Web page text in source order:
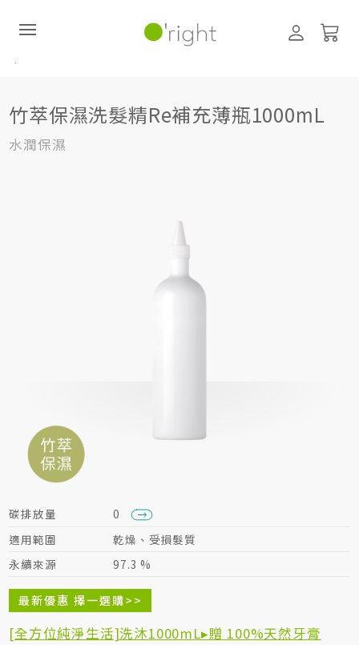
直購訂閱制
最新活動
居家生活HOME系列
±R系列 (補充薄瓶)
補充薄瓶
竹萃保濕洗髮精Re補充薄瓶1000mL
水潤保濕
碳排放量
0
適用範圍
乾燥、受損髮質
永續來源
97.3 %
最新優惠 擇一選購>>
[全方位純淨生活]洗沐1000mL▸贈 100%天然牙膏